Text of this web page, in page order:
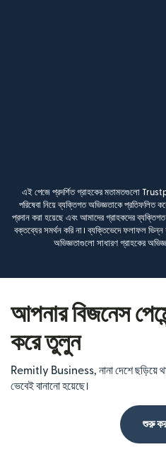
এই পেজে প্রদর্শিত গ্রাহকের মতামতগুলো
পরিষেবা নিয়ে ব্যক্তিগত অভিজ্ঞতাকে
প্রদান করা হয়েছে এবং আমাদের গ্রাহকদের ব্যক্তিগত
বক্তব্যের সমর্থন করি না। ব্যক্তিভেদে ফলাফল ভিন্ন
অভিজ্ঞতাগুলো সাধারণ গ্রাহকের
আপনার বিজনেস
করে তুলুন
Remitly Business, নানা দেশে ছড়িয়ে
ভেবেই বানানো হয়েছে।
শুরু